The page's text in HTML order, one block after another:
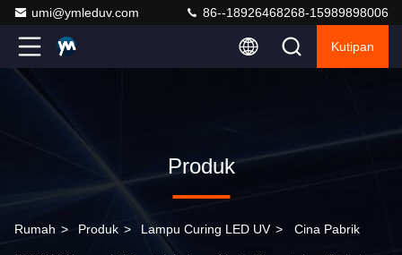
umi@ymleduv.com 86--18926468268-15989898006
Kutipan
Produk
Rumah > Produk > Lampu Curing LED UV > Cina Pabrik